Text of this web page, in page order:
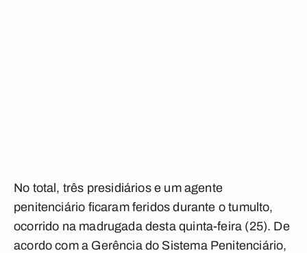
No total, três presidiários e um agente
penitenciário ficaram feridos durante o tumulto,
ocorrido na madrugada desta quinta-feira (25). De
acordo com a Gerência do Sistema Penitenciário,